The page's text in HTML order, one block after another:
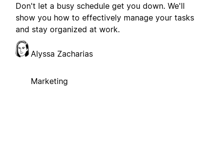
Don't let a busy schedule get you down. We'll
show you how to effectively manage your tasks
and stay organized at work.
Alyssa Zacharias
Marketing